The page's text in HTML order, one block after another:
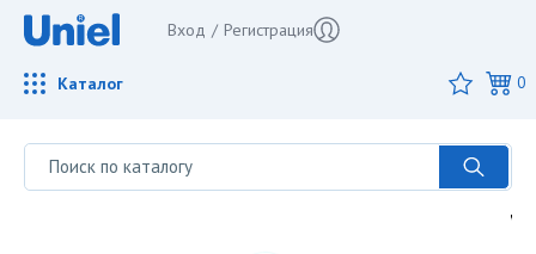
Вход / Регистрация
Каталог 0